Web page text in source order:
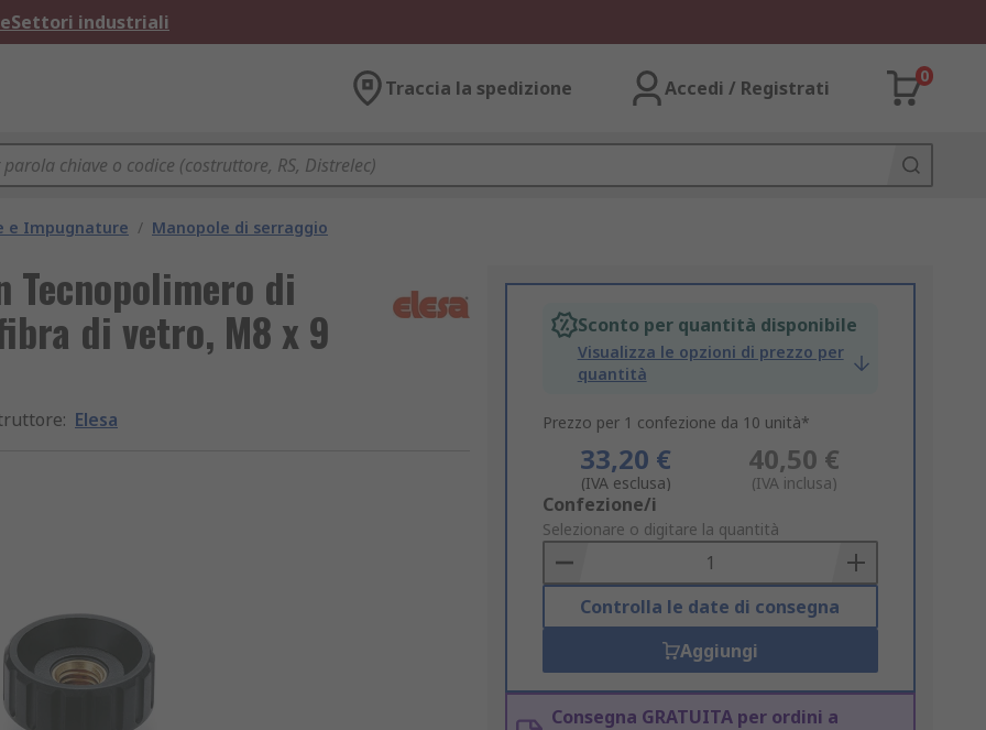
Settori industriali
Traccia la spedizione Accedi / Registrati
0
e Impugnature / Manopole di serraggio
Tecnopolimero di
di vetro, M8 x 9
: Elesa
Sconto per quantità disponibile
Visualizza le opzioni di prezzo per
quantità
Prezzo per 1 confezione da 10 unità*
33,20 €
(IVA esclusa)
40,50 €
(IVA inclusa)
Add
to
Basket
Confezione/i
Selezionare o digitare la quantità
Controlla le date di consegna
Aggiungi
Consegna GRATUITA per ordini a